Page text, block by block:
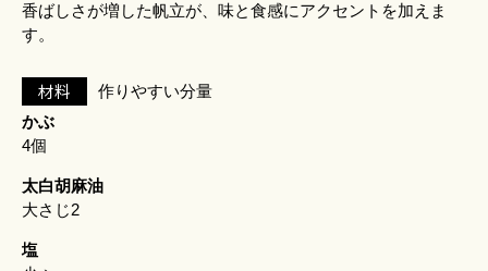
香ばしさが増した帆立が、味と食感にアクセントを加えま
す。
材料
作りやすい分量
かぶ
4個
太白胡麻油
大さじ2
塩